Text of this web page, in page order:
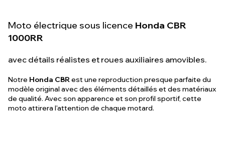
Moto électrique sous licence Honda CBR
1000RR
avec détails réalistes et roues auxiliaires amovibles.
Notre Honda CBRest une reproduction presque parfaite du
modèle original avec des éléments détaillés et des matériaux
de qualité. Avec son apparence et son profil sportif, cette
moto attirera l'attention de chaque motard.